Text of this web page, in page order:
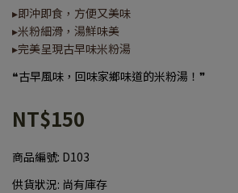
▸即沖即食，方便又美味
▸米粉細滑，湯鮮味美
▸完美呈現古早味米粉湯
❝古早風味，回味家鄉味道的米粉湯！❞
NT$150
商品編號: D103
供貨狀況: 尚有庫存